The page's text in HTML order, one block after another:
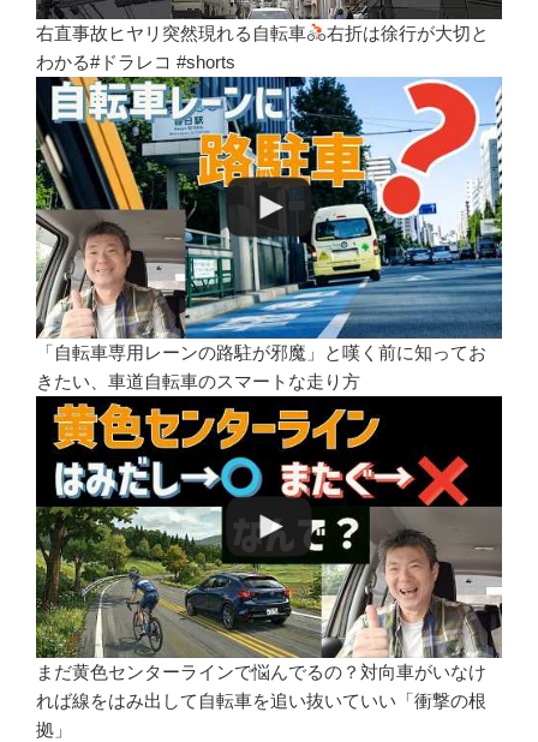
右直事故ヒヤリ突然現れる自転車
右折は徐行が大切と
わかる#ドラレコ #shorts
「自転車専用レーンの路駐が邪魔」と嘆く前に知ってお
きたい、車道自転車のスマートな走り方
まだ黄色センターラインで悩んでるの？対向車がいなけ
れば線をはみ出して自転車を追い抜いていい「衝撃の根
拠」